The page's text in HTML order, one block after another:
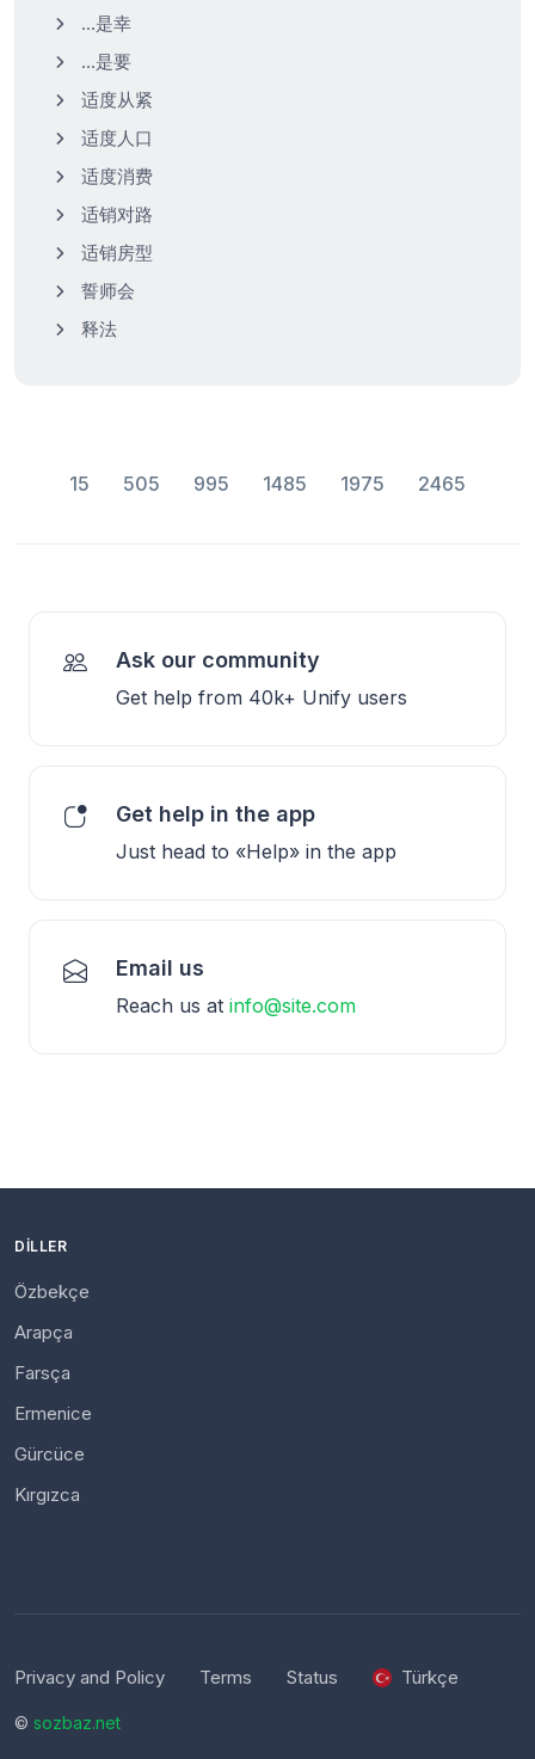
…是幸
…是要
适度从紧
适度人口
适度消费
适销对路
适销房型
誓师会
释法
15 505 995 1485 1975 2465
Ask our community
Get help from 40k+ Unify users
Get help in the app
Just head to «Help» in the app
Email us
Reach us at info@site.com
DILLER
Özbekçe
Arapça
Farsça
Ermenice
Gürcüce
Kırgızca
Privacy and Policy Terms Status Türkçe
© sozbaz.net